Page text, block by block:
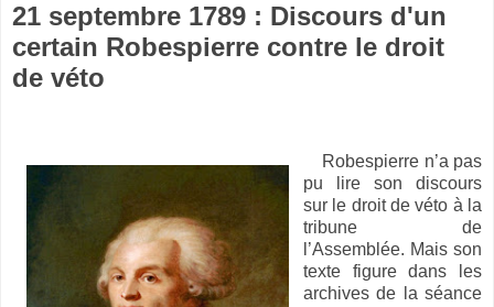
21 septembre 1789 : Discours d'un
certain Robespierre contre le droit
de véto
Robespierre n’a pas
pu lire son discours
sur le droit de véto à la
tribune de
l’Assemblée. Mais son
texte figure dans les
archives de la séance